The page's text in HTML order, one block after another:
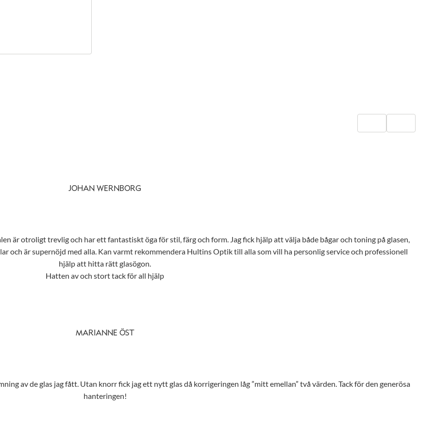
JOHAN WERNBORG
är otroligt trevlig och har ett fantastiskt öga för stil, färg och form. Jag fick hjälp att välja både bågar och toning på glasen,
och är supernöjd med alla. Kan varmt rekommendera Hultins Optik till alla som vill ha personlig service och professionell
hjälp att hitta rätt glasögon.
Hatten av och stort tack för all hjälp
MARIANNE ÖST
av de glas jag fått. Utan knorr fick jag ett nytt glas då korrigeringen låg ”mitt emellan” två värden. Tack för den generösa
hanteringen!